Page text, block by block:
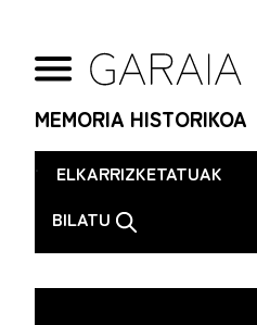
MEMORIA HISTORIKOA
. ELKARRIZKETATUAK
BILATU